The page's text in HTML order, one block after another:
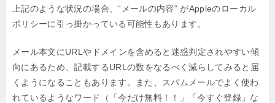
上記のような状況の場合、“メールの内容” がAppleのローカル
ポリシーに引っ掛かっている可能性もあります。
メール本文にURLやドメインを含めると迷惑判定されやすい傾
向にあるため、記載するURLの数をなるべく減らしてみると届
くようになることもあります。
また、スパムメールでよく使わ
れているようなワード（「今だけ無料！！」「今すぐ登録」な